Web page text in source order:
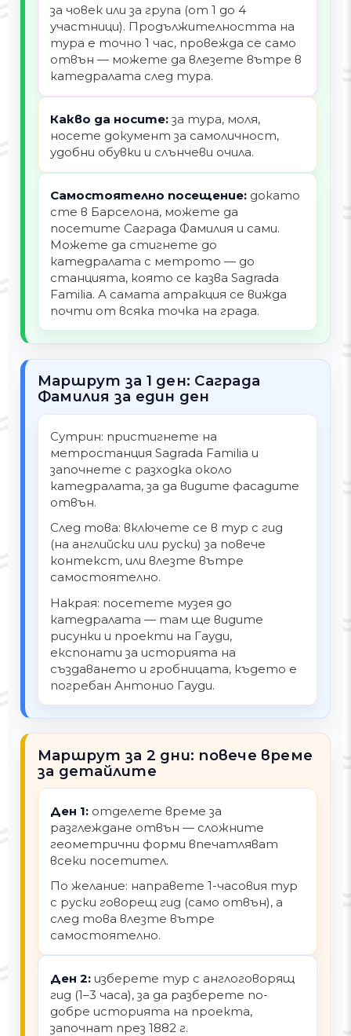
за човек или за група (от 1 до 4
участници). Продължителността на
тура е точно 1 час, провежда се само
отвън — можете да влезете вътре в
катедралата след тура.
Какво да носите: за тура, моля,
носете документ за самоличност,
удобни обувки и слънчеви очила.
Самостоятелно посещение: докато
сте в Барселона, можете да
посетите Саграда Фамилия и сами.
Можете да стигнете до
катедралата с метрото — до
станцията, която се казва Sagrada
Familia. А самата атракция се вижда
почти от всяка точка на града.
Маршрут за 1 ден: Саграда
Фамилия за един ден
Сутрин: пристигнете на
метростанция Sagrada Familia и
започнете с разходка около
катедралата, за да видите фасадите
отвън.
След това: включете се в тур с гид
(на английски или руски) за повече
контекст, или влезте вътре
самостоятелно.
Накрая: посетете музея до
катедралата — там ще видите
рисунки и проекти на Гауди,
експонати за историята на
създаването и гробницата, където е
погребан Антонио Гауди.
Маршрут за 2 дни: повече време
за детайлите
Ден 1: отделете време за
разглеждане отвън — сложните
геометрични форми впечатляват
всеки посетител.
По желание: направете 1-часовия тур
с руски говорещ гид (само отвън), а
след това влезте вътре
самостоятелно.
Ден 2: изберете тур с англоговорящ
гид (1–3 часа), за да разберете по-
добре историята на проекта,
започнат през 1882 г.